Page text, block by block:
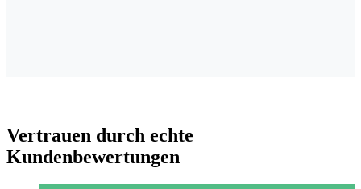
Vertrauen durch echte
Kundenbewertungen